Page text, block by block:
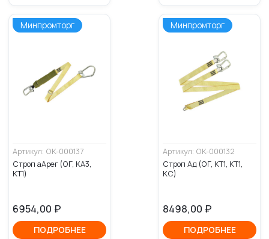
Минпромторг
Артикул: ОК-000137
Строп аАрег (ОГ, КА3,
КТ1)
6954,00 ₽
ПОДРОБНЕЕ
Минпромторг
Артикул: ОК-000132
Строп Ад (ОГ, КТ1, КТ1,
КС)
8498,00 ₽
ПОДРОБНЕЕ